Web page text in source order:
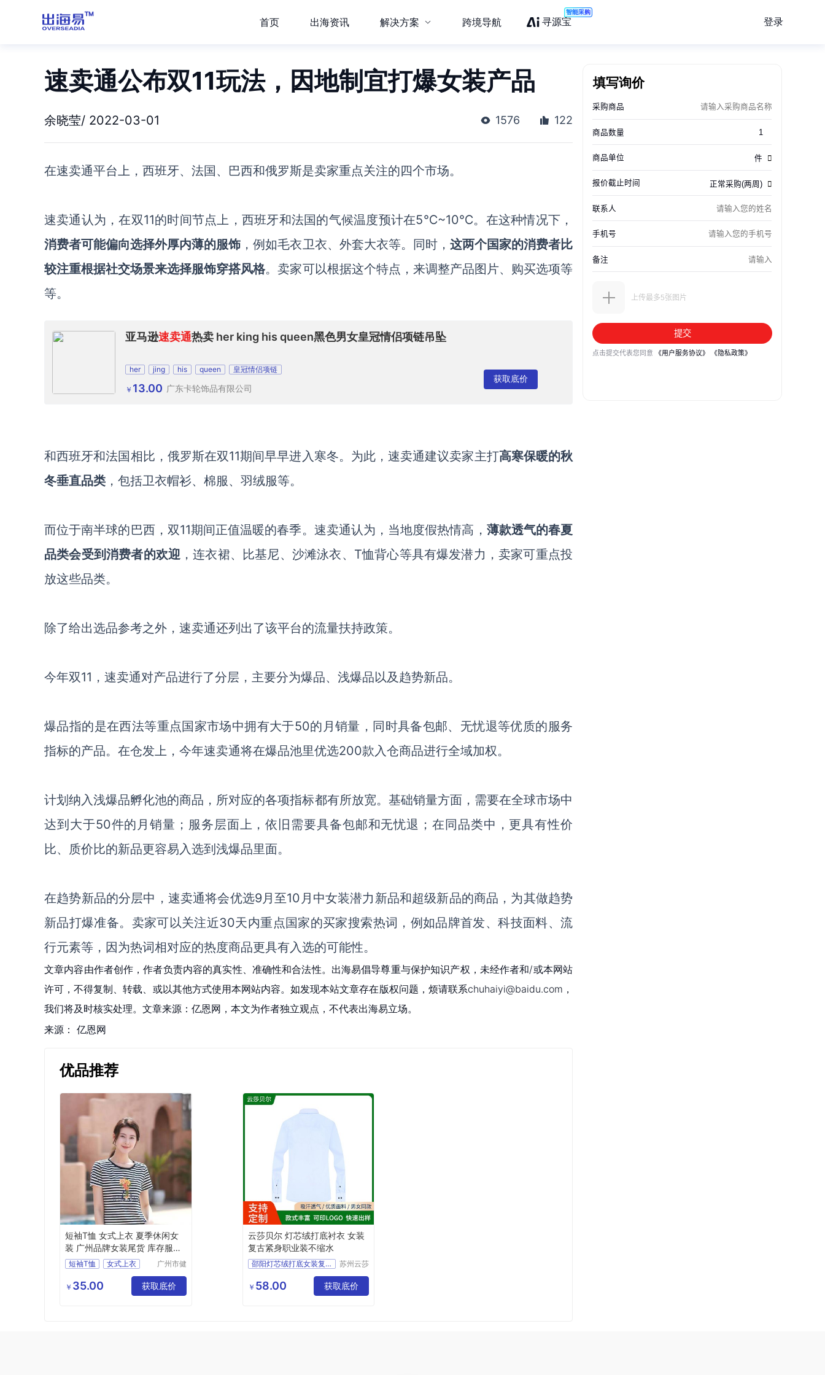
首页 出海资讯 解决方案 跨境导航 寻源宝
智能采购
登录
速卖通公布双11玩法，因地制宜打爆女装产品
余晓莹/ 2022-03-01 1576 122
在速卖通平台上，西班牙、法国、巴西和俄罗斯是卖家重点关注的四个市场。
速卖通认为，在双11的时间节点上，西班牙和法国的气候温度预计在5℃~10℃。在这种情况下，
消费者可能偏向选择外厚内薄的服饰 ，例如毛衣卫衣、外套大衣等。同时， 这两个国家的消费者比
较注重根据社交场景来选择服饰穿搭风格。卖家可以根据这个特点，来调整产品图片、购买选项等
等。
亚马逊速卖通热卖 her king his queen黑色男女皇冠情侣项链吊坠
her jing his queen 皇冠情侣项链
￥ 13.00 广东卡轮饰品有限公司
获取底价
和西班牙和法国相比，俄罗斯在双11期间早早进入寒冬。为此，速卖通建议卖家主打高寒保暖的秋
冬垂直品类 ，包括卫衣帽衫、棉服、羽绒服等。
而位于南半球的巴西，双11期间正值温暖的春季。速卖通认为，当地度假热情高， 薄款透气的春夏
品类会受到消费者的欢迎 ，连衣裙、比基尼、沙滩泳衣、 T恤背心等具有爆发潜力，卖家可重点投
放这些品类。
除了给出选品参考之外，速卖通还列出了该平台的流量扶持政策。
今年双11，速卖通对产品进行了分层，主要分为爆品、浅爆品以及趋势新品。
爆品指的是在西法等重点国家市场中拥有大于50的月销量，同时具备包邮、无忧退等优质的服务
指标的产品。在仓发上，今年速卖通将在爆品池里优选200款入仓商品进行全域加权。
计划纳入浅爆品孵化池的商品，所对应的各项指标都有所放宽。基础销量方面，需要在全球市场中
达到大于50件的月销量；服务层面上，依旧需要具备包邮和无忧退；在同品类中，更具有性价
比、质价比的新品更容易入选到浅爆品里面。
在趋势新品的分层中，速卖通将会优选9月至10月中女装潜力新品和超级新品的商品，为其做趋势
新品打爆准备。卖家可以关注近30天内重点国家的买家搜索热词，例如品牌首发、科技面料、流
行元素等，因为热词相对应的热度商品更具有入选的可能性。
文章内容由作者创作，作者负责内容的真实性、准确性和合法性。出海易倡导尊重与保护知识产权，未经作者和/或本网站
许可，不得复制、转载、或以其他方式使用本网站内容。如发现本站文章存在版权问题，烦请联系chuhaiyi@baidu.com，
我们将及时核实处理。文章来源：亿恩网，本文为作者独立观点，不代表出海易立场。
来源： 亿恩网
优品推荐
短袖T恤 女式上衣 夏季休闲女
装 广州品牌女装尾货 库存服装
市场
短袖T恤
女式上衣
品牌女装尾货
广州市健
限公司
￥ 35.00 获取底价
云莎贝尔 灯芯绒打底衬衣 女装
复古紧身职业装不缩水
邵阳灯芯绒打底女装复古衬衣定制厂家
邵阳女装复古紧身衬衣价格
邵阳灯芯绒打底紧身衬衣生产厂家
邵阳灯芯绒打底女装复古紧身衬衣厂家
苏州云莎
有限公司
￥ 58.00 获取底价
填写询价